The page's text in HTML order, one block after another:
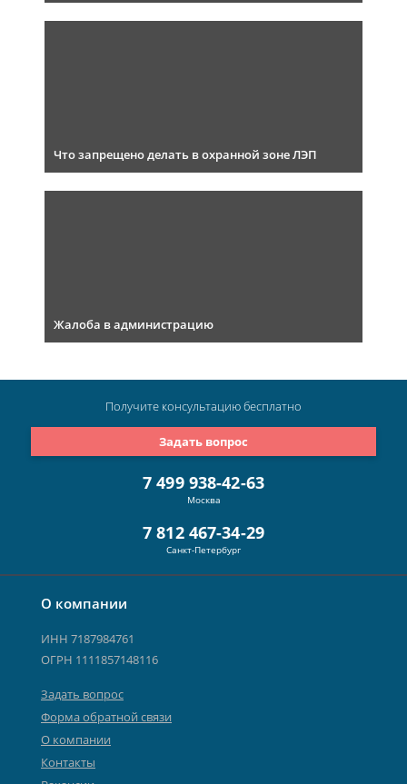
Что запрещено делать в охранной зоне ЛЭП
Жалоба в администрацию
О компании
ИНН 7187984761
ОГРН 1111857148116
Задать вопрос
Форма обратной связи
О компании
Контакты
7 499 938-42-63
Москва
7 812 467-34-29
Санкт-Петербург
Задать вопрос
Получите консультациюбесплатно